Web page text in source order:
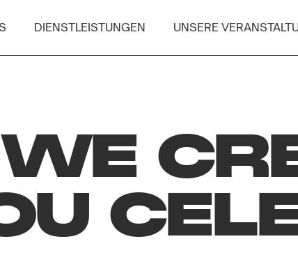
DIENSTLEISTUNGEN UNSERE
WE